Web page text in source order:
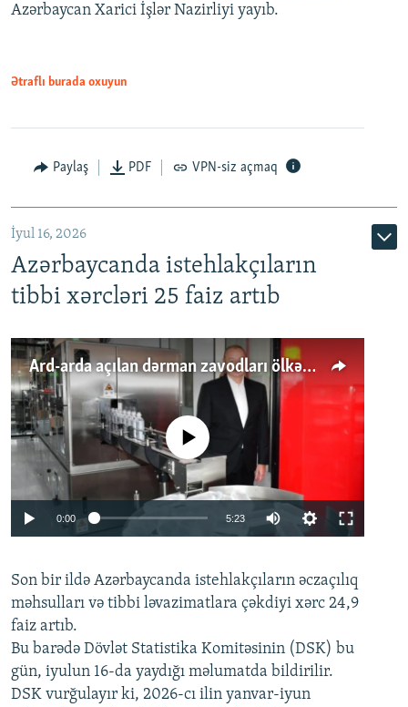
Azərbaycan Xarici İşlər Nazirliyi yayıb.
Ətraflı burada oxuyun
Paylaş PDF VPN-siz açmaq
İyul 16, 2026
Azərbaycanda istehlakçıların
tibbi xərcləri 25 faiz artıb
Ard-arda açılan dərman zavodları ölkənin tələbatını ödəyirmi?
Auto 240p 360p 480p
720p 1080p
No media source currently available
0:00 5:23
360p
480p
720p
1080p
Son bir ildə Azərbaycanda istehlakçıların əczaçılıq
məhsulları və tibbi ləvazimatlara çəkdiyi xərc 24,9
faiz artıb.
Bu barədə Dövlət Statistika Komitəsinin (DSK) bu
gün, iyulun 16-da yaydığı məlumatda bildirilir.
DSK vurğulayır ki, 2026-cı ilin yanvar-iyun